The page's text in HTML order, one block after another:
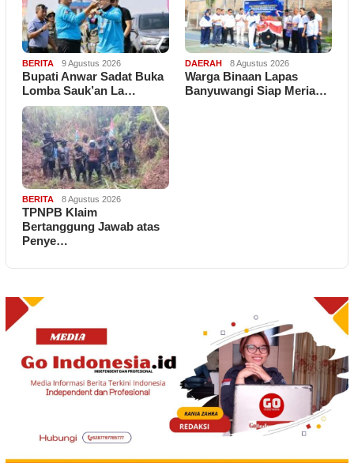
BERITA 9 Agustus 2026
Bupati Anwar Sadat Buka
Lomba Sauk’an La…
DAERAH 8 Agustus 2026
Warga Binaan Lapas
Banyuwangi Siap Meria…
BERITA 8 Agustus 2026
TPNPB Klaim
Bertanggung Jawab atas
Penye…